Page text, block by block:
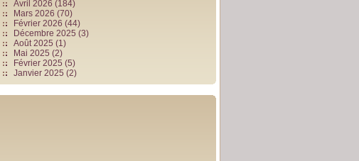
Avril 2026 (184)
Mars 2026 (70)
Février 2026 (44)
Décembre 2025 (3)
Août 2025 (1)
Mai 2025 (2)
Février 2025 (5)
Janvier 2025 (2)